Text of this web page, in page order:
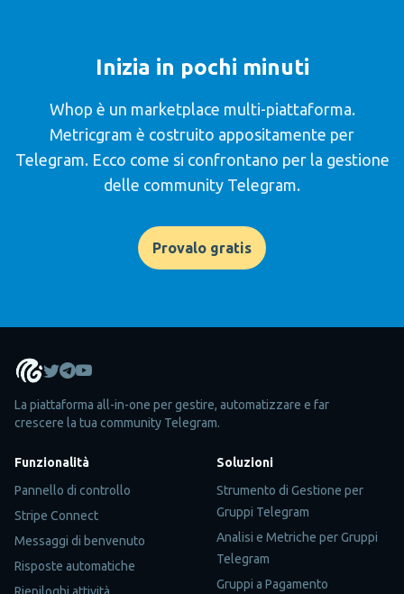
Inizia in pochi minuti
Whop è un marketplace multi-piattaforma.
Metricgram è costruito appositamente per
Telegram. Ecco come si confrontano per la gestione
delle community Telegram.
Provalo gratis
La piattaforma all-in-one per gestire, automatizzare e far
crescere la tua community Telegram.
Funzionalità
Pannello di controllo
Stripe Connect
Messaggi di benvenuto
Risposte automatiche
Riepiloghi attività
Soluzioni
Strumento di Gestione per
Gruppi Telegram
Analisi e Metriche per Gruppi
Telegram
Gruppi a Pagamento